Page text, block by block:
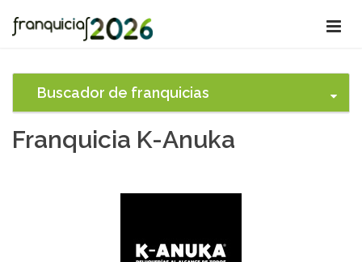
Buscador de franquicias
Franquicia K-Anuka